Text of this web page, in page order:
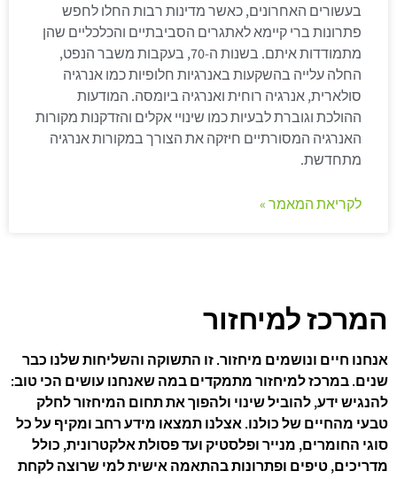
בעשורים האחרונים, כאשר מדינות רבות החלו לחפש
פתרונות ברי קיימא לאתגרים הסביבתיים והכלכליים שהן
מתמודדות איתם. בשנות ה-70, בעקבות משבר הנפט,
החלה עלייה בהשקעות באנרגיות חלופיות כמו אנרגיה
סולארית, אנרגיה רוחית ואנרגיה ביומסה. המודעות
ההולכת וגוברת לבעיות כמו שינויי אקלים והזדקנות מקורות
האנרגיה המסורתיים חיזקה את הצורך במקורות אנרגיה
מתחדשת.
לקריאת המאמר »
המרכז למיחזור
אנחנו חיים ונושמים מיחזור. זו התשוקה והשליחות שלנו כבר
שנים. במרכז למיחזור מתמקדים במה שאנחנו עושים הכי טוב:
להנגיש ידע, להוביל שינוי ולהפוך את תחום המיחזור לחלק
טבעי מהחיים של כולנו. אצלנו תמצאו מידע רחב ומקיף על כל
סוגי החומרים, מנייר ופלסטיק ועד פסולת אלקטרונית, כולל
מדריכים, טיפים ופתרונות בהתאמה אישית למי שרוצה לקחת